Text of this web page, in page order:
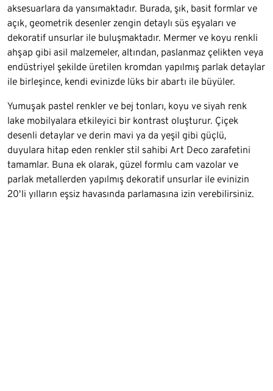
aksesuarlara da yansımaktadır. Burada, şık, basit formlar ve
açık, geometrik desenler zengin detaylı süs eşyaları ve
dekoratif unsurlar ile buluşmaktadır. Mermer ve koyu renkli
ahşap gibi asil malzemeler, altından, paslanmaz çelikten veya
endüstriyel şekilde üretilen kromdan yapılmış parlak detaylar
ile birleşince, kendi evinizde lüks bir abartı ile büyüler.
Yumuşak pastel renkler ve bej tonları, koyu ve siyah renk
lake mobilyalara etkileyici bir kontrast oluşturur. Çiçek
desenli detaylar ve derin mavi ya da yeşil gibi güçlü,
duyulara hitap eden renkler stil sahibi Art Deco zarafetini
tamamlar. Buna ek olarak, güzel formlu cam vazolar ve
parlak metallerden yapılmış dekoratif unsurlar ile evinizin
20'li yılların eşsiz havasında parlamasına izin verebilirsiniz.